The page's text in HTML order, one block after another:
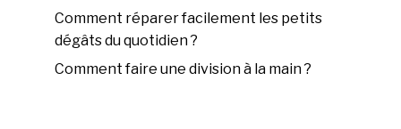
Comment réparer facilement les petits
dégâts du quotidien ?
Comment faire une division à la main ?